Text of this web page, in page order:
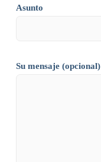
Asunto
Su mensaje (opcional)